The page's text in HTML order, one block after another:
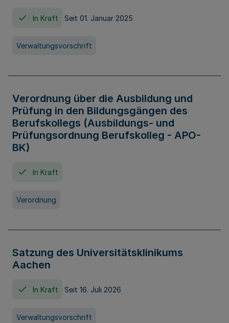
In Kraft Seit 01. Januar 2025
Verwaltungsvorschrift
Verordnung über die Ausbildung und
Prüfung in den Bildungsgängen des
Berufskollegs (Ausbildungs- und
Prüfungsordnung Berufskolleg - APO-
BK)
In Kraft
Verordnung
Satzung des Universitätsklinikums
Aachen
In Kraft Seit 16. Juli 2026
Verwaltungsvorschrift